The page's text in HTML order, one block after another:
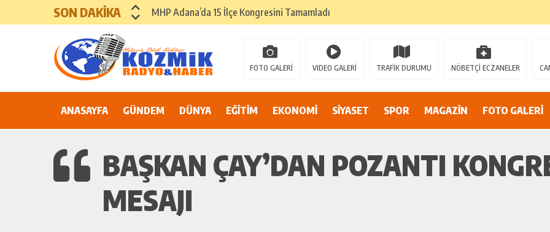
SON DAKİKA
“İtfaiyecilik yalnızca bir meslek değil, cesaretin, fedakarlığın ve insan sevgisinin en güçlü temsilidir.”
81 İLDE ORTAK ÇAĞRI: “EŞİT VE ADİL BİR YARGI SİSTEMİ İSTİYORUZ”
Adana’nın Göbeğinde Güvenlik Alarmı: İnönü Parkı Sahipsiz mi?
FOTO GALERİ VIDEO GALERİ TRAFİK DURUMU NÖBETÇİ ECZANELER
ANASAYFA GÜNDEM DÜNYA EĞİTİM EKONOMİ SİYASET SPOR MAGAZİN FOTO GALERİ
BAŞKAN ÇAY’DAN POZANTI
MESAJI